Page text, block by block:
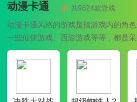
动漫卡通 共9624款游戏
动漫卡通风格的游戏是指游戏内的角
一些仙侠游戏、西游游戏等等，都是